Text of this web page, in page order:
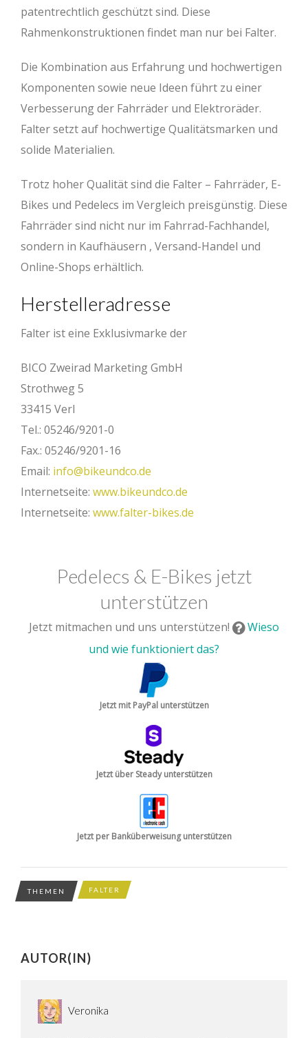
patentrechtlich geschützt sind. Diese
Rahmenkonstruktionen findet man nur bei Falter.
Die Kombination aus Erfahrung und hochwertigen
Komponenten sowie neue Ideen führt zu einer
Verbesserung der Fahrräder und Elektroräder.
Falter setzt auf hochwertige Qualitätsmarken und
solide Materialien.
Trotz hoher Qualität sind die Falter – Fahrräder, E-
Bikes und Pedelecs im Vergleich preisgünstig. Diese
Fahrräder sind nicht nur im Fahrrad-Fachhandel,
sondern in Kaufhäusern , Versand-Handel und
Online-Shops erhältlich.
Herstelleradresse
Falter ist eine Exklusivmarke der
BICO Zweirad Marketing GmbH
Strothweg 5
33415 Verl
Tel.: 05246/9201-0
Fax.: 05246/9201-16
Email: info@bikeundco.de
Internetseite: www.bikeundco.de
Internetseite: www.falter-bikes.de
Pedelecs & E-Bikes jetzt
unterstützen
Jetzt mitmachen und uns unterstützen!
Wieso
und wie funktioniert das?
Jetzt mit PayPal unterstützen
Jetzt über Steady unterstützen
Jetzt per Banküberweisung unterstützen
THEMEN FALTER
AUTOR(IN)
Veronika